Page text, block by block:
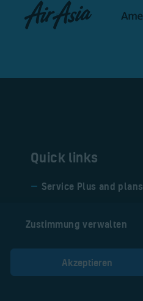
Zustimmung verwalten
Akzeptieren
Quick links
Service Plus and plans
use
Impressum